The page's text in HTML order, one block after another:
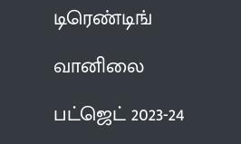
டிரெண்டிங்
வானிலை
பட்ஜெட் 2023-24